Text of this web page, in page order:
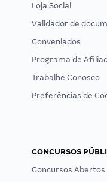
Loja Social
Validador de
Conveniados
Programa de
Trabalhe Conosco
Preferências de
CONCURSOS
Concursos Abertos